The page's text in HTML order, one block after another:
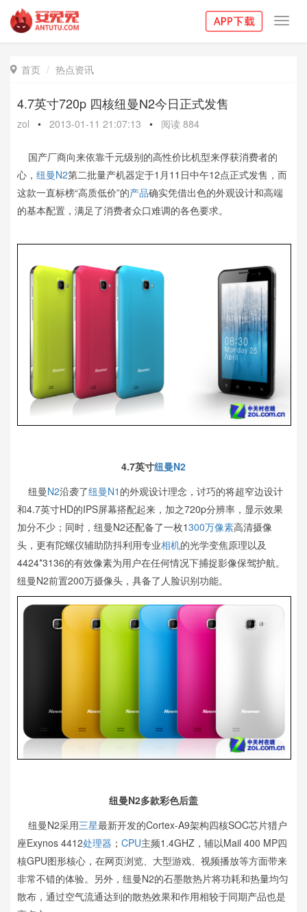
 首页 热点资讯
4.7英寸720p 四核纽曼N2今日正式发售
zol • 2013-01-11 21:07:13 • 阅读 884
国产厂商向来依靠千元级别的高性价比机型来俘获消费者的
心， 纽曼N2第二批量产机器定于1月11日中午12点正式发售，而
这款一直标榜“高质低价”的产品确实凭借出色的外观设计和高端
的基本配置，满足了消费者众口难调的各色要求。
4.7英寸纽曼N2
纽曼N2沿袭了纽曼N1 的外观设计理念，讨巧的将超窄边设计
和4.7英寸HD的IPS屏幕搭配起来，加之720p分辨率，显示效果
加分不少；同时，纽曼N2还配备了一枚1300万像素高清摄像
头，更有陀螺仪辅助防抖利用专业相机的光学变焦原理以及
4424*3136的有效像素为用户在任何情况下捕捉影像保驾护航。
纽曼N2前置200万摄像头，具备了人脸识别功能。
纽曼N2多款彩色后盖
纽曼N2采用三星最新开发的Cortex-A9架构四核SOC芯片猎户
座Exynos 4412处理器 ； CPU主频1.4GHZ，辅以Mail 400 MP四
核GPU图形核心，在网页浏览、大型游戏、视频播放等方面带来
非常不错的体验。另外，纽曼N2的石墨散热片将功耗和热量均匀
散布，通过空气流通达到的散热效果和作用相较于同期产品也是